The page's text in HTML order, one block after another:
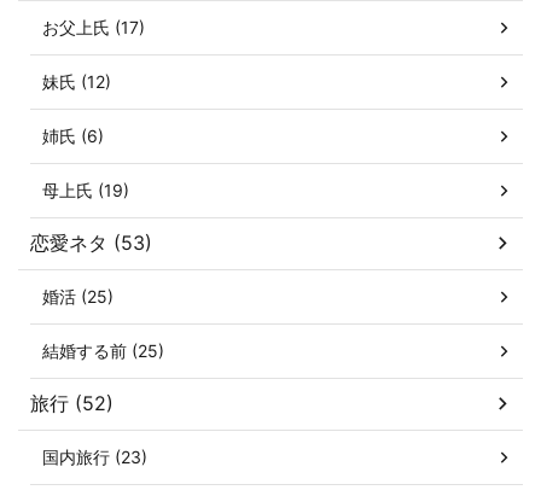
お父上氏 (17)
妹氏 (12)
姉氏 (6)
母上氏 (19)
恋愛ネタ (53)
婚活 (25)
結婚する前 (25)
旅行 (52)
国内旅行 (23)